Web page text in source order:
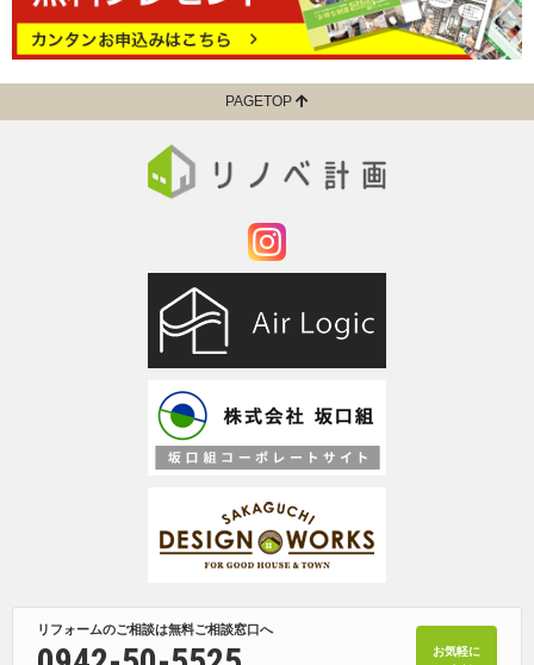
PAGETOP
リフォームのご相談は無料ご相談窓口へ
お気軽に